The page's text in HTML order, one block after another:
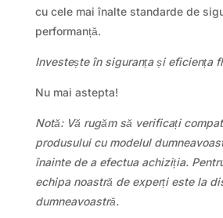
cu cele mai înalte standarde de
performanță.
Investește în siguranța și eficiența
Nu mai astepta!
Notă: Vă rugăm să verificați
produsului cu modelul
înainte de a efectua achiziția.
echipa noastră de experți este la
dumneavoastră.